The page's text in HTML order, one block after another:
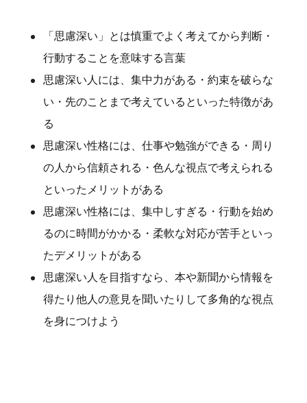
「思慮深い」とは慎重でよく考えてから判断・
行動することを意味する言葉
思慮深い人には、集中力がある・約束を破らな
い・先のことまで考えているといった特徴があ
る
思慮深い性格には、仕事や勉強ができる・周り
の人から信頼される・色んな視点で考えられる
といったメリットがある
思慮深い性格には、集中しすぎる・行動を始め
るのに時間がかかる・柔軟な対応が苦手といっ
たデメリットがある
思慮深い人を目指すなら、本や新聞から情報を
得たり他人の意見を聞いたりして多角的な視点
を身につけよう